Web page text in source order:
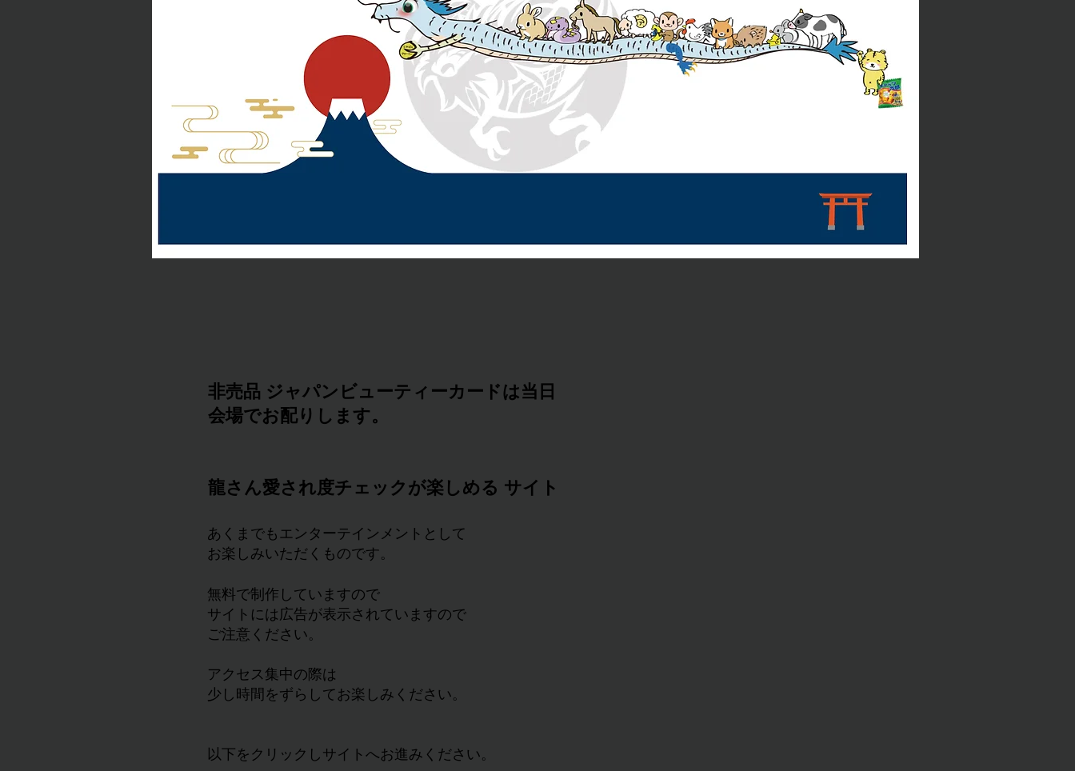
非売品 ジャパンビューティーカードは当日
会場でお配りします。
龍さん愛され度チェックが楽しめる サイト
あくまでもエンターテインメントとして
お楽しみいただくものです。
無料で制作していますので
サイトには広告が表示されていますので
ご注意ください。
アクセス集中の際は
​少し時間をずらしてお楽しみください。
以下をクリックしサイトへお進みください。